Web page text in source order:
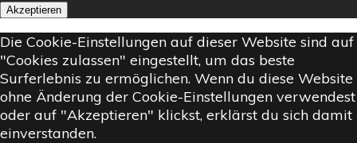
Akzeptieren
Die Cookie-Einstellungen auf dieser Website sind auf
"Cookies zulassen" eingestellt, um das beste
Surferlebnis zu ermöglichen. Wenn du diese Website
ohne Änderung der Cookie-Einstellungen verwendest
oder auf "Akzeptieren" klickst, erklärst du sich damit
einverstanden.